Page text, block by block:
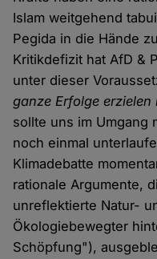
Islam weitgehend
Pegida in die Hände
Kritikdefizit hat AfD &
unter dieser
ganze Erfolge erzielen
sollte uns im Umgang
noch einmal
Klimadebatte
rationale Argumente,
unreflektierte Natur-
Ökologiebewegter
Schöpfung"),